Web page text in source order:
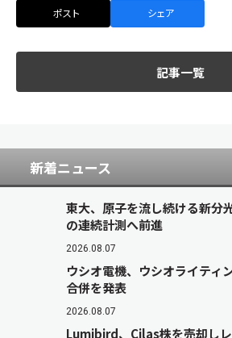
ポスト シェア
記事一覧
新着ニュース
東大、原子を流し続ける新
の連続計測へ前進
2026.08.07
ウシオ電機、ウシオライティ
合併を発表
2026.08.07
Lumibird、Cilas株を売却し